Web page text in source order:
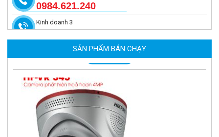
0984.621.240
Kinh doanh 3
SẢN PHẨM BÁN CHẠY
Camera tích hợp đầu báo nhiệt 4MP Hikfire HF-VH 243
MUA NGAY